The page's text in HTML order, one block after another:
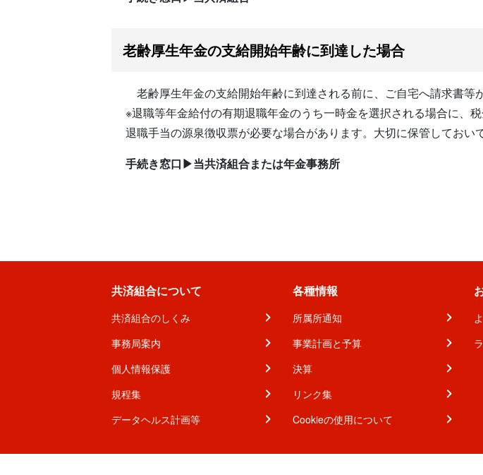
老齢厚生年金の支給開始年齢に到達した場合
老齢厚生年金の支給開始年齢に到達される前に、ご自宅へ請求書等
※退職等年金給付の有期退職年金のうち一時金を選択される場合に、
退職手当の源泉徴収票が必要な場合があります。大切に保管しておい
手続き窓口▶当共済組合または年金事務所
共済組合について
共済組合のしくみ
事務局案内
個人情報保護
規程集
データヘルス計画等
各種情報
所属所通知
事業計画と予算
決算
リンク集
Cookieの使用について